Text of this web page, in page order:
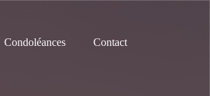
Condoléances Contact